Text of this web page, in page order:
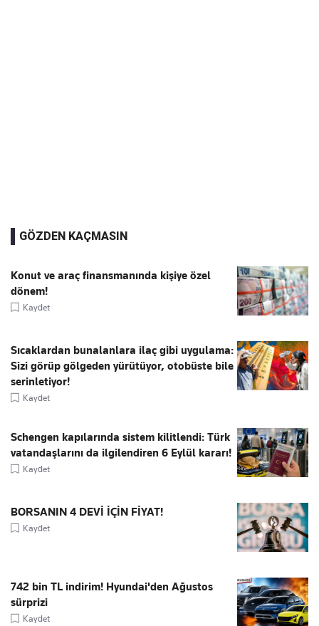
GÖZDEN KAÇMASIN
Konut ve araç finansmanında kişiye özel
dönem!
Kaydet
Sıcaklardan bunalanlara ilaç gibi uygulama:
Sizi görüp gölgeden yürütüyor, otobüste bile
serinletiyor!
Kaydet
Schengen kapılarında sistem kilitlendi: Türk
vatandaşlarını da ilgilendiren 6 Eylül kararı!
Kaydet
BORSANIN 4 DEVİ İÇİN FİYAT!
Kaydet
742 bin TL indirim! Hyundai'den Ağustos
sürprizi
Kaydet